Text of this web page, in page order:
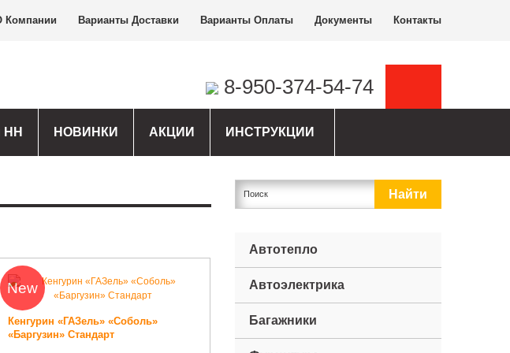
Компании Варианты Доставки Варианты Оплаты Документы Контакты
8-950-374-54-74
НН НОВИНКИ АКЦИИ ИНСТРУКЦИИ
New
Кенгурин «ГАЗель» «Соболь»
«Баргузин» Стандарт
Автотепло
Автоэлектрика
Багажники